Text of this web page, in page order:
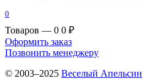
0
Товаров — 0 0 ₽
Оформить заказ
Позвонить менеджеру
© 2003–2025 Веселый Апельсин